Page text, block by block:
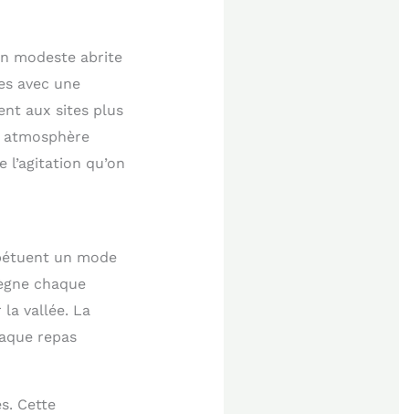
modeste abrite
avec une
aux sites plus
qu’on
un mode
chaque
vallée. La
repas
Cette